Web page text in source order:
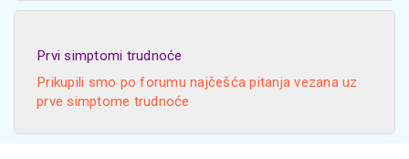
Prvi simptomi trudnoće
Prikupili smo po forumu najčešća pitanja vezana uz
prve simptome trudnoće